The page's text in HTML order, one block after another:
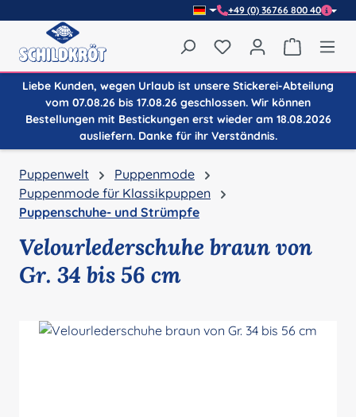
+49 (0) 36766 800 40
Du hast 0 Produkte
Liebe Kunden, wegen Urlaub ist unsere Stickerei-Abteilung
vom 07.08.26 bis 17.08.26 geschlossen. Wir können
Bestellungen mit Bestickungen erst wieder am 18.08.2026
ausliefern. Danke für ihr Verständnis.
Puppenwelt
Puppenmode
Puppenmode für Klassikpuppen
Puppenschuhe- und Strümpfe
Velourlederschuhe braun von
Gr. 34 bis 56 cm